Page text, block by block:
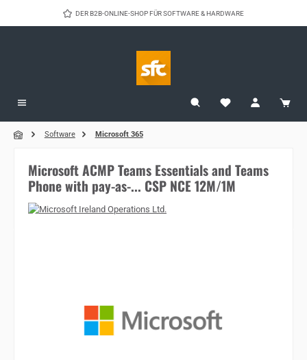
Zum Hauptinhalt springenDER B2B-ONLINE-SHOP FÜR SOFTWARE & HARDWARE
Software Microsoft 365
Microsoft ACMP Teams Essentials and Teams
Phone with pay-as-... CSP NCE 12M/1M